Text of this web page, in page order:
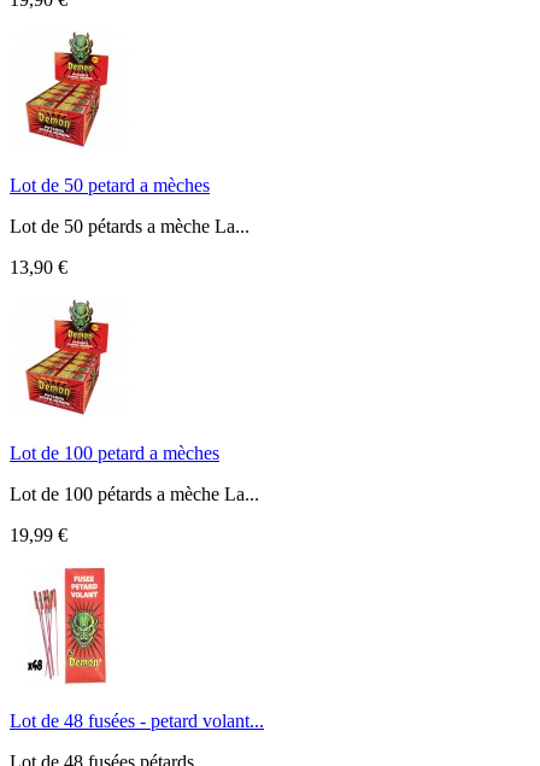
Lot de 50 petard a mèches
Lot de 50 pétards a mèche La...
13,90 €
Lot de 100 petard a mèches
Lot de 100 pétards a mèche La...
19,99 €
Lot de 48 fusées - petard volant...
Lot de 48 fusées pétards....